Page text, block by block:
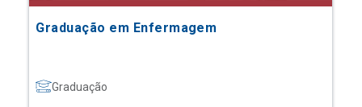
Graduação em Enfermagem
Graduação